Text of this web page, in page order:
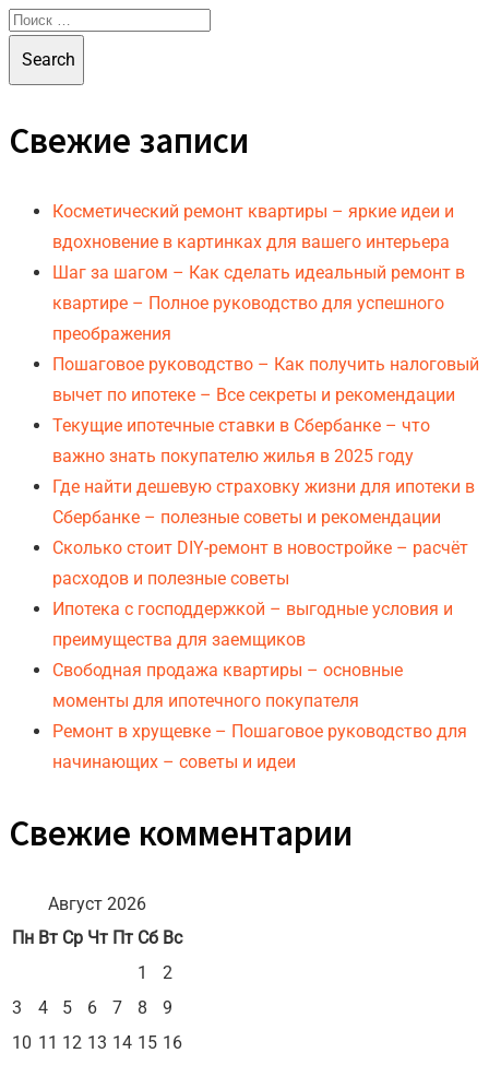
Search
Свежие записи
Косметический ремонт квартиры – яркие идеи и
вдохновение в картинках для вашего интерьера
Шаг за шагом – Как сделать идеальный ремонт в
квартире – Полное руководство для успешного
преображения
Пошаговое руководство – Как получить налоговый
вычет по ипотеке – Все секреты и рекомендации
Текущие ипотечные ставки в Сбербанке – что
важно знать покупателю жилья в 2025 году
Где найти дешевую страховку жизни для ипотеки в
Сбербанке – полезные советы и рекомендации
Сколько стоит DIY-ремонт в новостройке – расчёт
расходов и полезные советы
Ипотека с господдержкой – выгодные условия и
преимущества для заемщиков
Свободная продажа квартиры – основные
моменты для ипотечного покупателя
Ремонт в хрущевке – Пошаговое руководство для
начинающих – советы и идеи
Свежие комментарии
Август 2026
Пн Вт Ср Чт Пт Сб Вс
1
2
3
4 5 6 7 8
9
10 11 12 13 14 15 16